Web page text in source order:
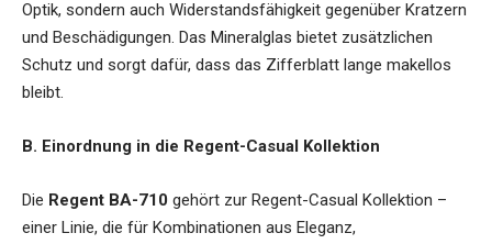
Optik, sondern auch Widerstandsfähigkeit gegenüber Kratzern
und Beschädigungen. Das Mineralglas bietet zusätzlichen
Schutz und sorgt dafür, dass das Zifferblatt lange makellos
bleibt.
B. Einordnung in die Regent-Casual Kollektion
Die Regent BA-710 gehört zur Regent-Casual Kollektion –
einer Linie, die für Kombinationen aus Eleganz,